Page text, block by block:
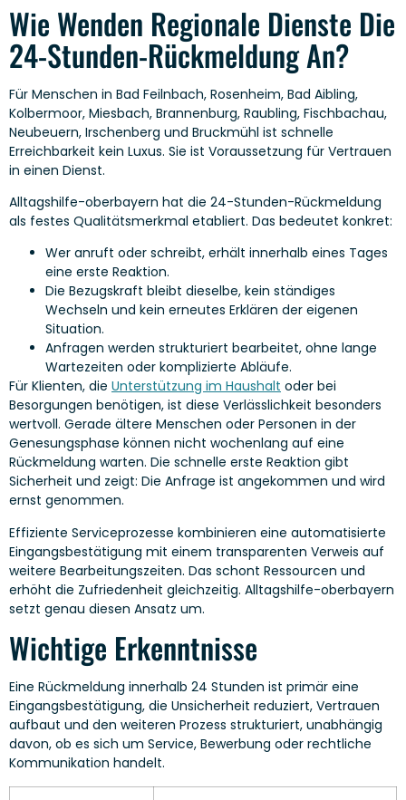
Wie Wenden Regionale Dienste Die
24-Stunden-Rückmeldung An?
Für Menschen in Bad Feilnbach, Rosenheim, Bad Aibling,
Kolbermoor, Miesbach, Brannenburg, Raubling, Fischbachau,
Neubeuern, Irschenberg und Bruckmühl ist schnelle
Erreichbarkeit kein Luxus. Sie ist Voraussetzung für Vertrauen
in einen Dienst.
Alltagshilfe-oberbayern hat die 24-Stunden-Rückmeldung
als festes Qualitätsmerkmal etabliert. Das bedeutet konkret:
Wer anruft oder schreibt, erhält innerhalb eines Tages
eine erste Reaktion.
Die Bezugskraft bleibt dieselbe, kein ständiges
Wechseln und kein erneutes Erklären der eigenen
Situation.
Anfragen werden strukturiert bearbeitet, ohne lange
Wartezeiten oder komplizierte Abläufe.
Für Klienten, die Unterstützung im Haushalt oder bei
Besorgungen benötigen, ist diese Verlässlichkeit besonders
wertvoll. Gerade ältere Menschen oder Personen in der
Genesungsphase können nicht wochenlang auf eine
Rückmeldung warten. Die schnelle erste Reaktion gibt
Sicherheit und zeigt: Die Anfrage ist angekommen und wird
ernst genommen.
Effiziente Serviceprozesse kombinieren eine automatisierte
Eingangsbestätigung mit einem transparenten Verweis auf
weitere Bearbeitungszeiten. Das schont Ressourcen und
erhöht die Zufriedenheit gleichzeitig. Alltagshilfe-oberbayern
setzt genau diesen Ansatz um.
Wichtige Erkenntnisse
Eine Rückmeldung innerhalb 24 Stunden ist primär eine
Eingangsbestätigung, die Unsicherheit reduziert, Vertrauen
aufbaut und den weiteren Prozess strukturiert, unabhängig
davon, ob es sich um Service, Bewerbung oder rechtliche
Kommunikation handelt.